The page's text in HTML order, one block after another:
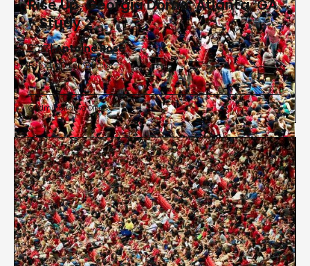
Rise Up, Georgia Dome, Atlanta, GA
- Study 2
2017 |Antoine Rose
Fotografía en Diasec
Administrative Offices 